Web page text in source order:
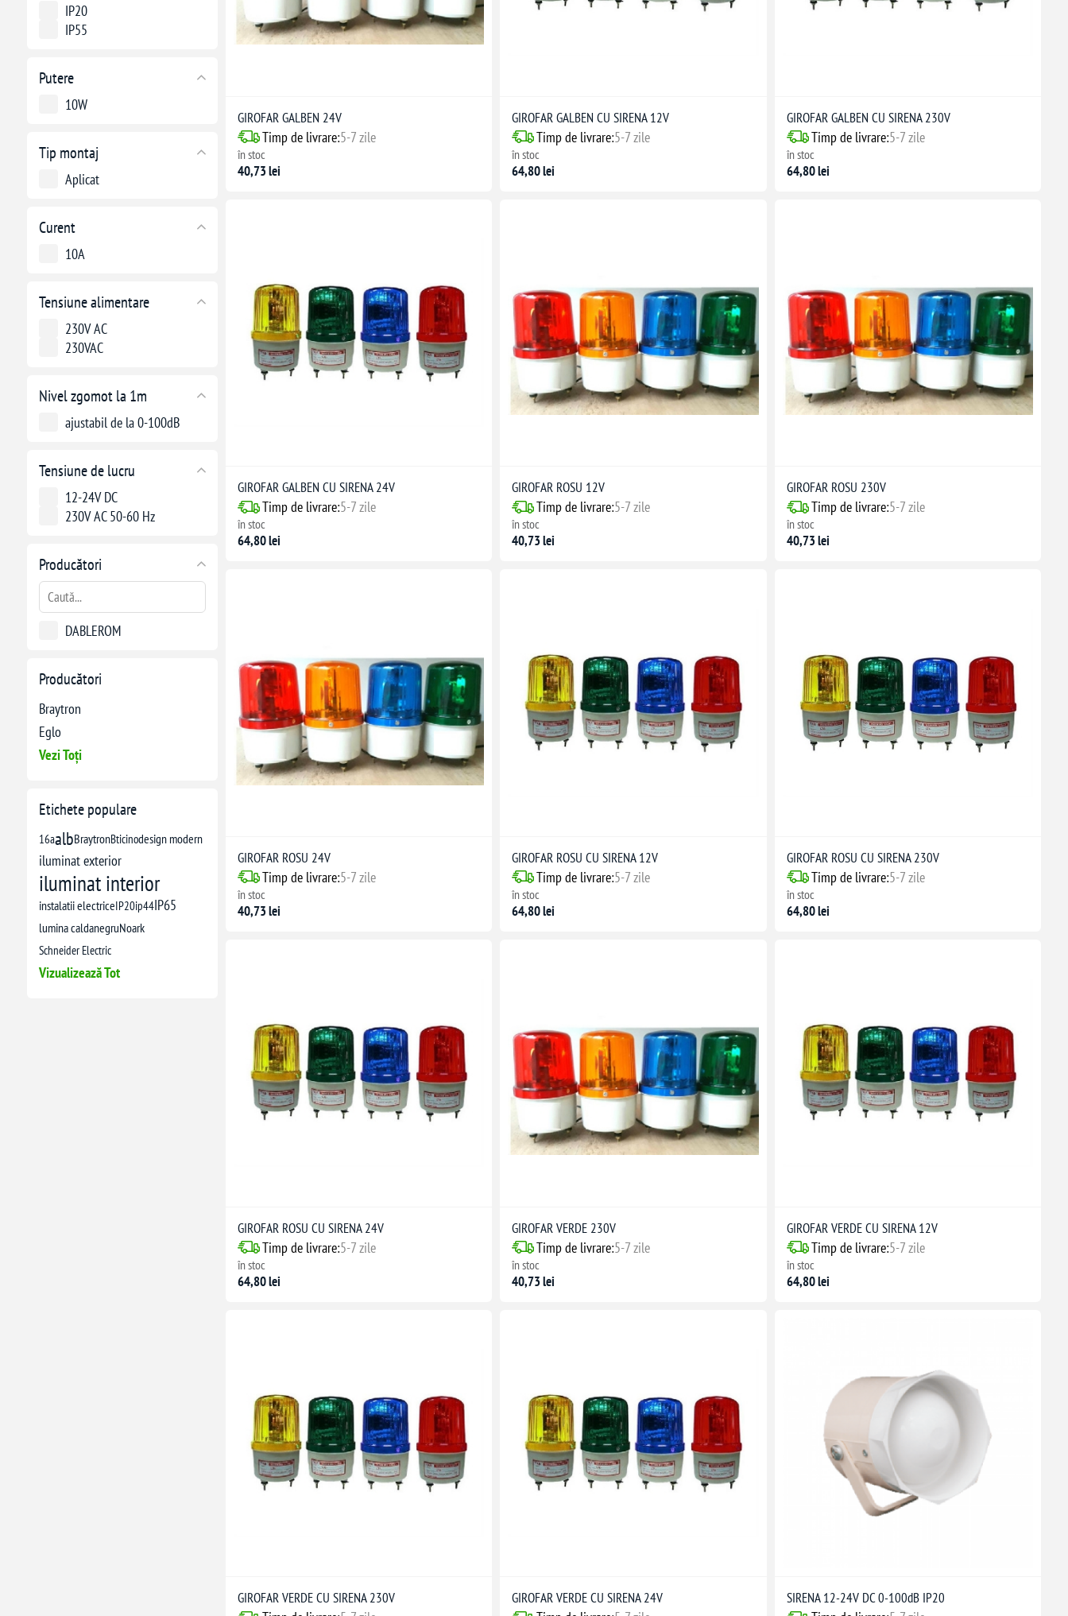
IP20
IP55
Putere
10W
Tip montaj
Aplicat
Curent
10A
Tensiune alimentare
230V AC
230VAC
Nivel zgomot la 1m
ajustabil de la 0-100dB
Tensiune de lucru
12-24V DC
230V AC 50-60 Hz
Producători
DABLEROM
Producători
Braytron
Eglo
Vezi Toți
Etichete populare
16aalbBraytronBticinodesign modern
iluminat exterior
iluminat interior
instalatii electriceIP20ip44IP65
lumina caldanegruNoark
Schneider Electric
Vizualizează Tot
GIROFAR GALBEN 24V
Timp de livrare:5-7 zile
în stoc
40,73 lei
GIROFAR GALBEN CU SIRENA 12V
Timp de livrare:5-7 zile
în stoc
64,80 lei
GIROFAR GALBEN CU SIRENA 230V
Timp de livrare:5-7 zile
în stoc
64,80 lei
GIROFAR GALBEN CU SIRENA 24V
Timp de livrare:5-7 zile
în stoc
64,80 lei
GIROFAR ROSU 12V
Timp de livrare:5-7 zile
în stoc
40,73 lei
GIROFAR ROSU 230V
Timp de livrare:5-7 zile
în stoc
40,73 lei
GIROFAR ROSU 24V
Timp de livrare:5-7 zile
în stoc
40,73 lei
GIROFAR ROSU CU SIRENA 12V
Timp de livrare:5-7 zile
în stoc
64,80 lei
GIROFAR ROSU CU SIRENA 230V
Timp de livrare:5-7 zile
în stoc
64,80 lei
GIROFAR ROSU CU SIRENA 24V
Timp de livrare:5-7 zile
în stoc
64,80 lei
GIROFAR VERDE 230V
Timp de livrare:5-7 zile
în stoc
40,73 lei
GIROFAR VERDE CU SIRENA 12V
Timp de livrare:5-7 zile
în stoc
64,80 lei
GIROFAR VERDE CU SIRENA 230V GIROFAR VERDE CU SIRENA 24V SIRENA 12-24V DC 0-100dB IP20